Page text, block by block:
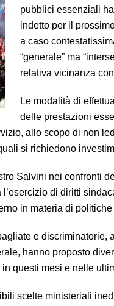
pubblici essenziali
indetto per il
a caso
“generale” ma
relativa vicinanza
Le modalità di
delle prestazioni
allo scopo di non
si richiedono
Salvini nei confronti
di diritti
in materia di
e discriminatorie,
hanno proposto
questi mesi e nelle
scelte ministeriali